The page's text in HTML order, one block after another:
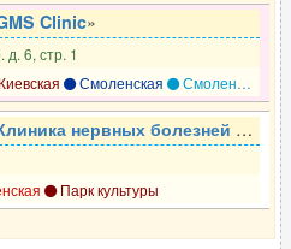
Clinic»
6, стр. 1
Смоленская Смоленская
нервных болезней им. А.Я. Кожевникова. Первого МГМУ имени И. М. Сеченова (УКБ № 3)
Парк культуры